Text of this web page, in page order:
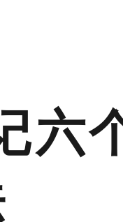
六